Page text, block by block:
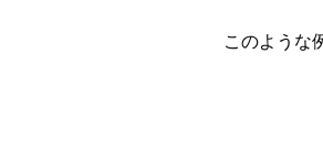
このような